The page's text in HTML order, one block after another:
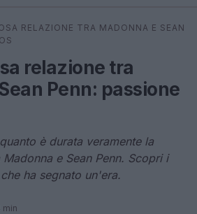
⌕ ×
RELAZIONE TRA MADONNA E SEAN
relazione tra
Penn: passione
è durata veramente la
e Sean Penn. Scopri i
ha segnato un'era.
min